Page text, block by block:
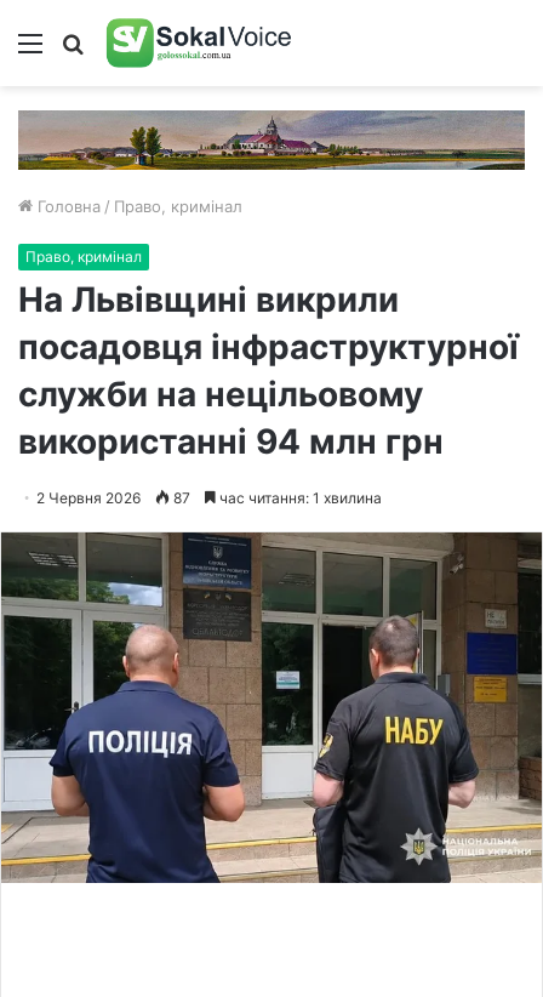
Меню Пошук
Головна / Право, кримінал
Право, кримінал
На Львівщині викрили
посадовця інфраструктурної
служби на нецільовому
використанні 94 млн грн
2 Червня 2026 87 час читання: 1 хвилина